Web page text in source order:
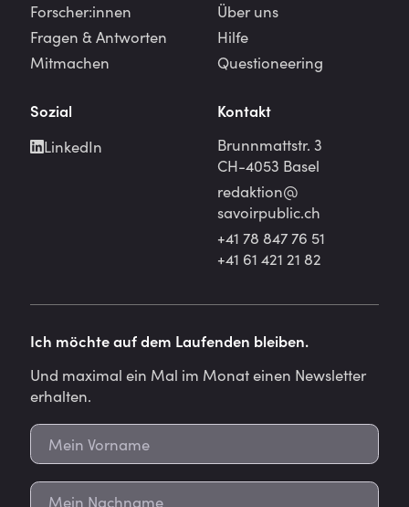
Forscher:innen
Fragen & Antworten
Mitmachen
Über uns
Hilfe
Questioneering
Sozial
LinkedIn
Kontakt
Brunnmattstr. 3
CH-4053 Basel
redaktion@
savoirpublic.ch
+41 78 847 76 51
+41 61 421 21 82
Ich möchte auf dem Laufenden bleiben.
Und maximal ein Mal im Monat einen Newsletter
erhalten.